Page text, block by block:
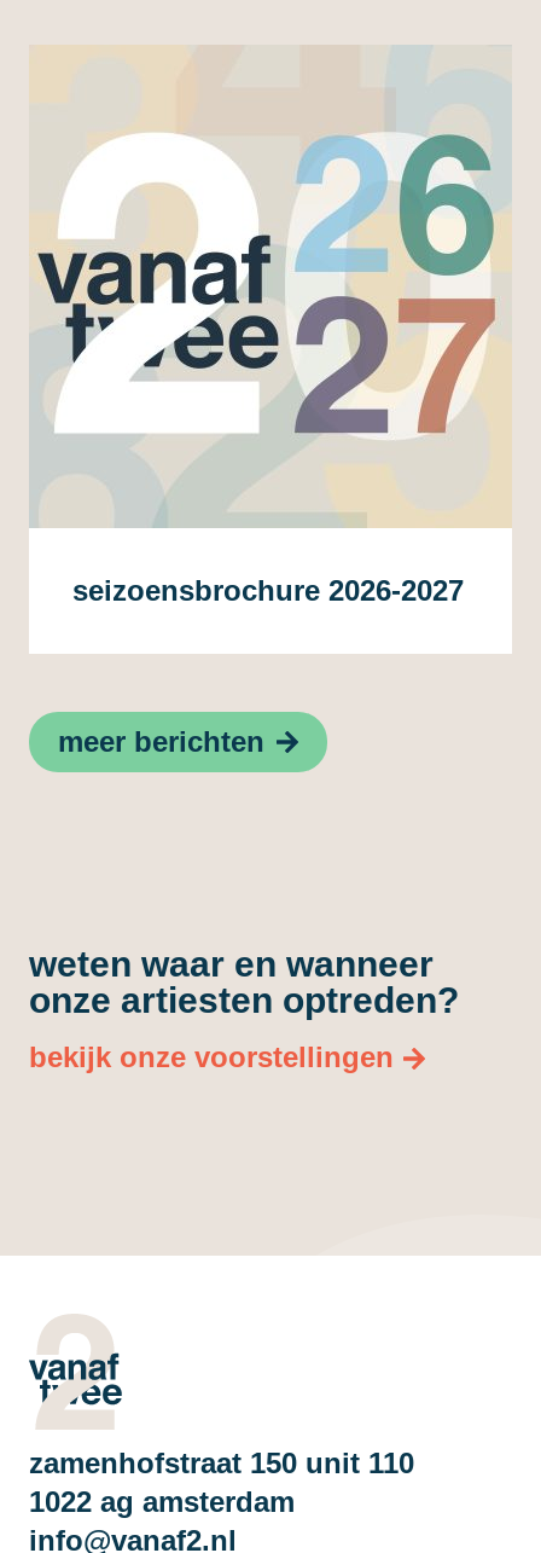
seizoensbrochure 2026-2027
meer berichten
weten waar en wanneer
onze artiesten optreden?
bekijk onze voorstellingen
zamenhofstraat 150 unit 110
1022 ag amsterdam
info@vanaf2.nl